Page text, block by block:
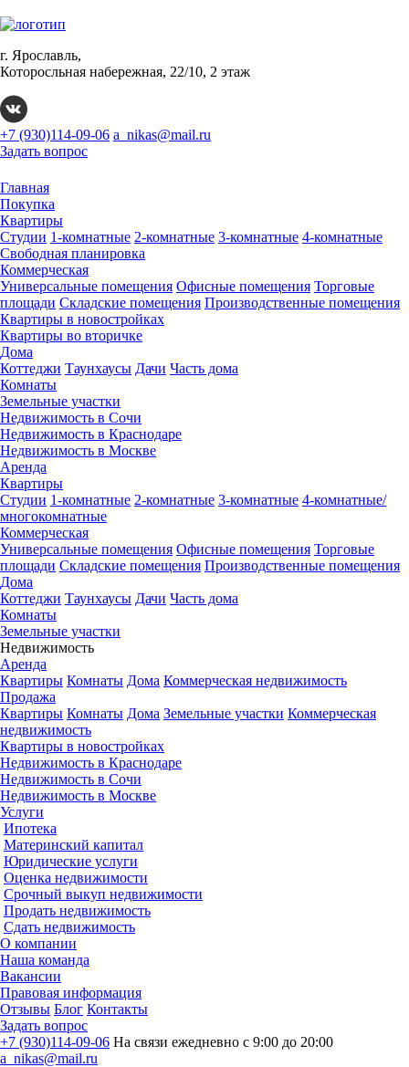
г. Ярославль,
Которосльная набережная, 22/10, 2 этаж
+7 (930)114-09-06 a_nikas@mail.ru
Задать вопрос
Главная
Покупка
Квартиры
Студии 1-комнатные 2-комнатные 3-комнатные 4-комнатные
Свободная планировка
Коммерческая
Универсальные помещения Офисные помещения Торговые
площади Складские помещения Производственные помещения
Квартиры в новостройках
Квартиры во вторичке
Дома
Коттеджи Таунхаусы Дачи Часть дома
Комнаты
Земельные участки
Недвижимость в Сочи
Недвижимость в Краснодаре
Недвижимость в Москве
Аренда
Квартиры
Студии 1-комнатные 2-комнатные 3-комнатные 4-комнатные/
многокомнатные
Коммерческая
Универсальные помещения Офисные помещения Торговые
площади Складские помещения Производственные помещения
Дома
Коттеджи Таунхаусы Дачи Часть дома
Комнаты
Земельные участки
Недвижимость
Аренда
Квартиры Комнаты Дома Коммерческая недвижимость
Продажа
Квартиры Комнаты Дома Земельные участки Коммерческая
недвижимость
Квартиры в новостройках
Недвижимость в Краснодаре
Недвижимость в Сочи
Недвижимость в Москве
Услуги
Ипотека
Материнский капитал
Юридические услуги
Оценка недвижимости
Срочный выкуп недвижимости
Продать недвижимость
Сдать недвижимость
О компании
Наша команда
Вакансии
Правовая информация
Отзывы Блог Контакты
Задать вопрос
+7 (930)114-09-06 На связи ежедневно с 9:00 до 20:00
a_nikas@mail.ru